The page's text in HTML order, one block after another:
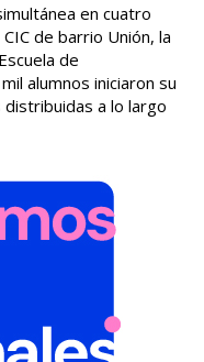
en cuatro
de barrio Unión, la
de
alumnos iniciaron su
a lo largo